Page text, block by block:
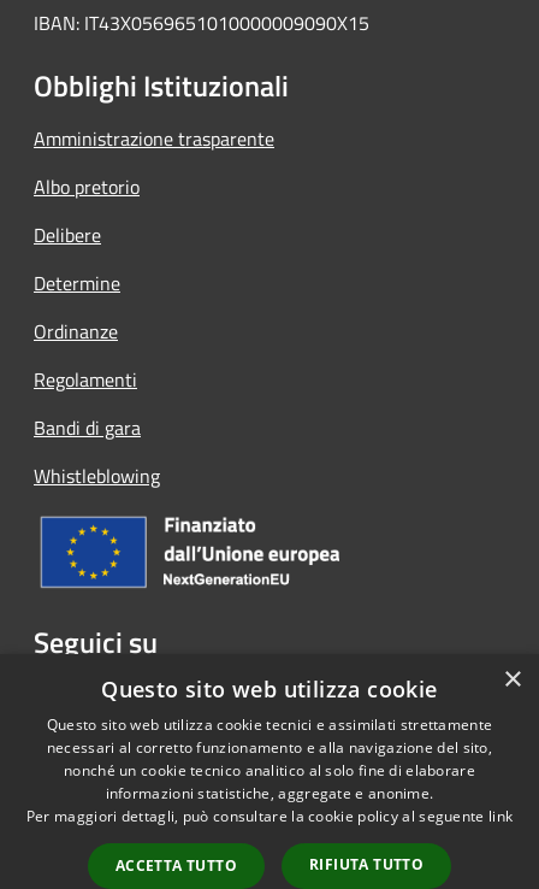
IBAN: IT43X0569651010000009090X15
Obblighi Istituzionali
Amministrazione trasparente
Albo pretorio
Delibere
Determine
Ordinanze
Regolamenti
Bandi di gara
Whistleblowing
Seguici su
Facebook
Accessibilità
Copyright © 2026 • Comune di
Cassina Rizzardi • Powered by
Municipium•
Accesso
×
Questo sito web utilizza cookie
Questo sito web utilizza cookie tecnici e assimilati strettamente
necessari al corretto funzionamento e alla navigazione del sito,
nonché un cookie tecnico analitico al solo fine di elaborare
informazioni statistiche, aggregate e anonime.
Per maggiori dettagli, può consultare la cookie policy al seguente link
ACCETTA TUTTO RIFIUTA TUTTO